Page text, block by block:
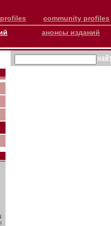
community profiles
анонсы изданий